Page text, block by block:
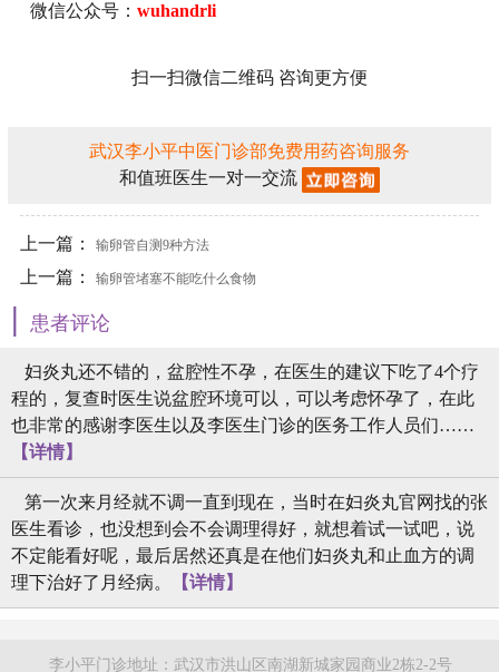
微信公众号： wuhandrli
扫一扫微信二维码 咨询更方便
武汉李小平中医门诊部免费用药咨询服务
和值班医生一对一交流
上一篇： 输卵管自测9种方法
上一篇： 输卵管堵塞不能吃什么食物
| 患者评论
妇炎丸还不错的，盆腔性不孕，在医生的建议下吃了4个疗
程的，复查时医生说盆腔环境可以，可以考虑怀孕了，在此
也非常的感谢李医生以及李医生门诊的医务工作人员们……
【详情】
第一次来月经就不调一直到现在，当时在妇炎丸官网找的张
医生看诊，也没想到会不会调理得好，就想着试一试吧，说
不定能看好呢，最后居然还真是在他们妇炎丸和止血方的调
理下治好了月经病。
【详情】
李小平门诊地址：武汉市洪山区南湖新城家园商业2栋2-2号